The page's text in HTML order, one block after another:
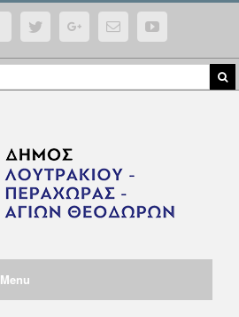
FacebookTwitterGoogle+Email YouTube
Menu